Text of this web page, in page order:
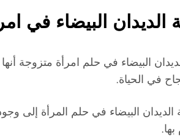
الديدان البيضاء في
البيضاء في حلم امرأة متزوجة
في الحياة.
البيضاء في حلم المرأة إلى